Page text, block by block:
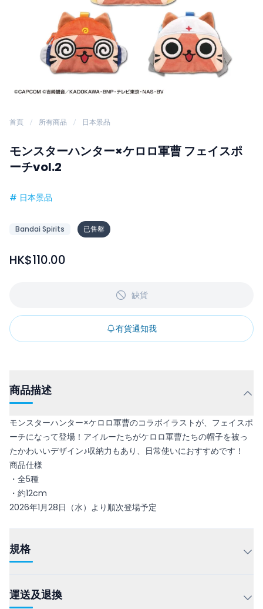
首頁 所有商品 日本景品
モンスターハンター×ケロロ軍曹 フェイスポ
ーチvol.2
# 日本景品
Bandai Spirits 已售罄
HK$110.00
缺貨
有貨通知我
商品描述
モンスターハンター×ケロロ軍曹のコラボイラストが、フェイスポ
ーチになって登場！アイルーたちがケロロ軍曹たちの帽子を被っ
たかわいいデザイン♪収納力もあり、日常使いにおすすめです！
商品仕様
・全5種
・約12cm
2026年1月28日（水）より順次登場予定
規格
運送及退換